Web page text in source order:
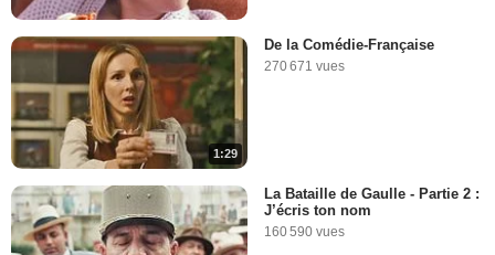
1:29
De la Comédie-Française
270 671 vues
La Bataille de Gaulle - Partie 2 :
J’écris ton nom
160 590 vues